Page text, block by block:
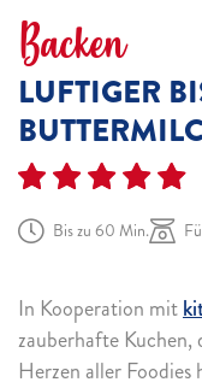
Backen
LUFTIGER
Bis zu 60 Min.
In Kooperation mit
zauberhafte
Herzen aller Foodies